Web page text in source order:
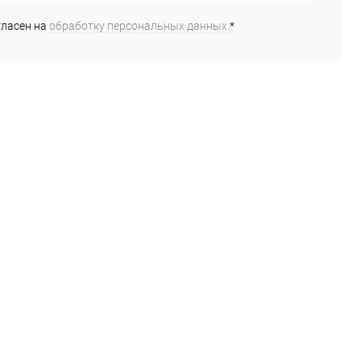
Под заказ
на обработку персональных данных. *